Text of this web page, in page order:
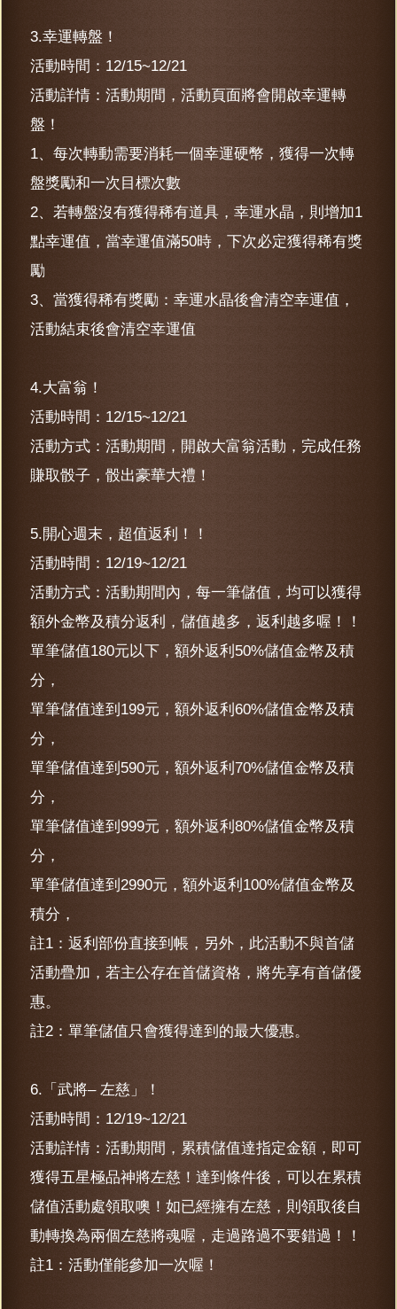
3.幸運轉盤！
活動時間：12/15~12/21
活動詳情：活動期間，活動頁面將會開啟幸運轉
盤！
1、每次轉動需要消耗一個幸運硬幣，獲得一次轉
盤獎勵和一次目標次數
2、若轉盤沒有獲得稀有道具，幸運水晶，則增加1
點幸運值，當幸運值滿50時，下次必定獲得稀有獎
勵
3、當獲得稀有獎勵：幸運水晶後會清空幸運值，
活動結束後會清空幸運值
4.大富翁！
活動時間：12/15~12/21
活動方式：活動期間，開啟大富翁活動，完成任務
賺取骰子，骰出豪華大禮！
5.開心週末，超值返利！！
活動時間：12/19~12/21
活動方式：活動期間內，每一筆儲值，均可以獲得
額外金幣及積分返利，儲值越多，返利越多喔！！
單筆儲值180元以下，額外返利50%儲值金幣及積
分，
單筆儲值達到199元，額外返利60%儲值金幣及積
分，
單筆儲值達到590元，額外返利70%儲值金幣及積
分，
單筆儲值達到999元，額外返利80%儲值金幣及積
分，
單筆儲值達到2990元，額外返利100%儲值金幣及
積分，
註1：返利部份直接到帳，另外，此活動不與首儲
活動疊加，若主公存在首儲資格，將先享有首儲優
惠。
註2：單筆儲值只會獲得達到的最大優惠。
6.「武將– 左慈」！
活動時間：12/19~12/21
活動詳情：活動期間，累積儲值達指定金額，即可
獲得五星極品神將左慈！達到條件後，可以在累積
儲值活動處領取噢！如已經擁有左慈，則領取後自
動轉換為兩個左慈將魂喔，走過路過不要錯過！！
註1：活動僅能參加一次喔！